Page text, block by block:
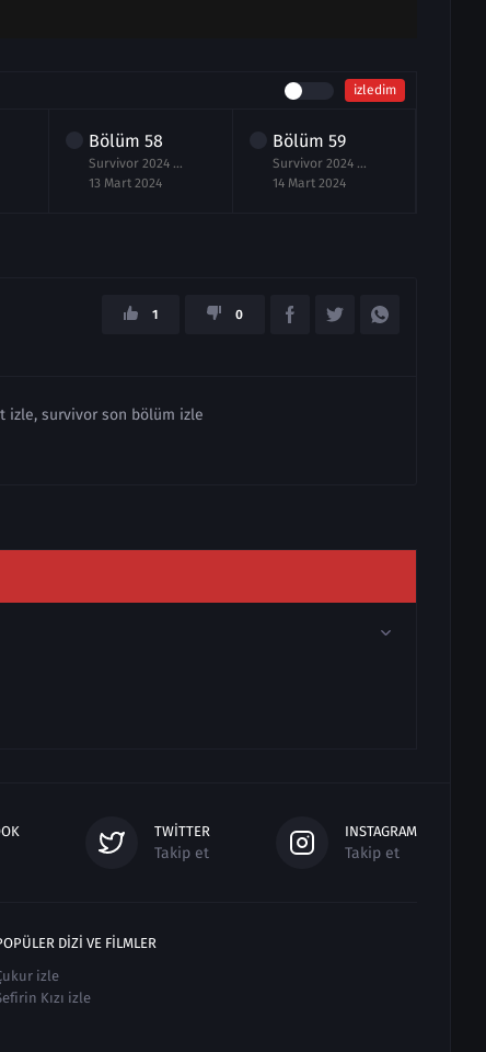
izledim
Bölüm58
Survivor 2024 58.Bölüm izle 13 Mart
13 Mart 2024
Bölüm 59
Survivor 2024 59.Bölüm izle 14 Mart
14 Mart 2024
1 0
izle, survivor son bölüm izle
TWITTER
Takip et
INSTAGRAM
Takip et
DIZI VE FILMLER
izle
Kızı izle